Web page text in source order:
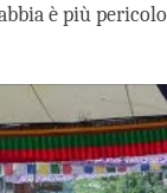
è più